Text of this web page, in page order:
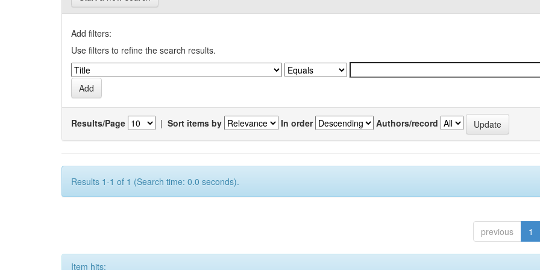
Add filters:
Use filters to refine the search results.
Results/Page | Sort items by In order Authors/record
Results 1-1 of 1 (Search time: 0.0 seconds).
previous 1
Item hits: